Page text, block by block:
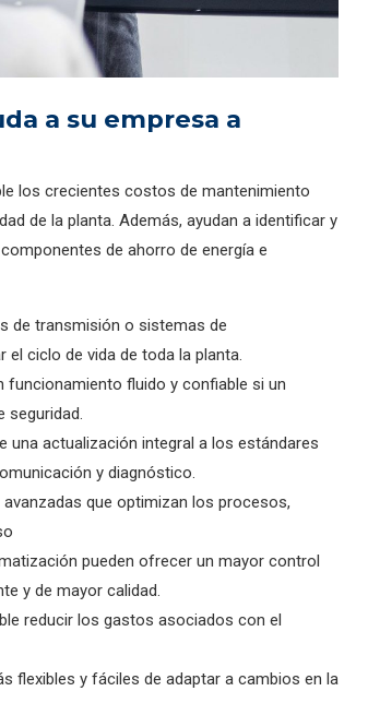
a su empresa a
los crecientes costos de mantenimiento
de la planta. Además, ayudan a identificar y
de ahorro de energía e
de transmisión o sistemas de
ciclo de vida de toda la planta.
funcionamiento fluido y confiable si un
seguridad.
actualización integral a los estándares
y diagnóstico.
que optimizan los procesos,
pueden ofrecer un mayor control
y de mayor calidad.
reducir los gastos asociados con el
flexibles y fáciles de adaptar a cambios en la